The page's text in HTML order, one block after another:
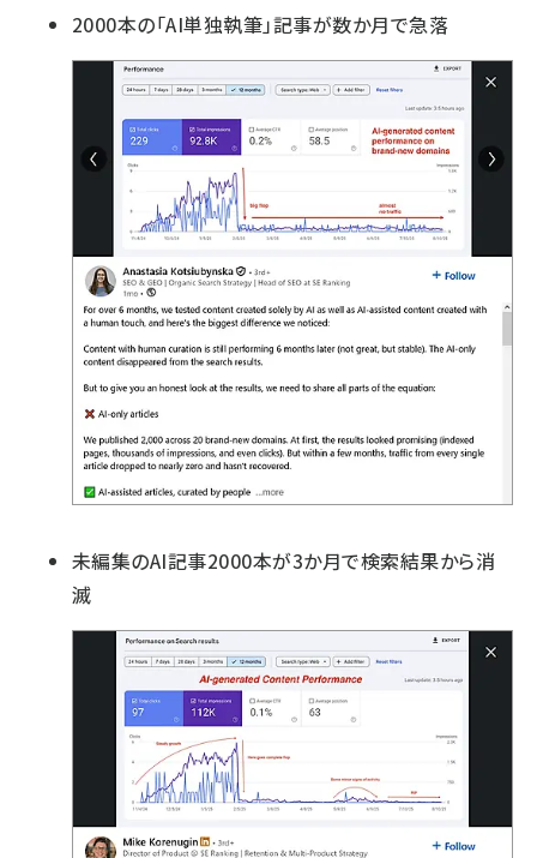
2000本の「AI単独執筆」記事が数か月で急落
未編集のAI記事2000本が3か月で検索結果から消
滅